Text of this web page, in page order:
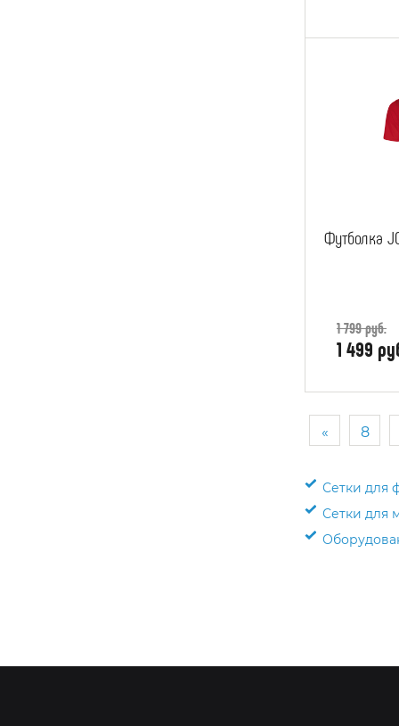
Футболка
1 799 руб.
1 499
« 8
Сетки для
Сетки для